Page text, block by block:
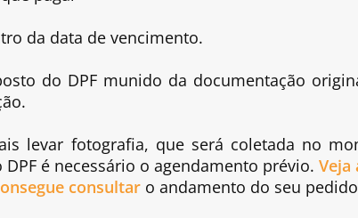
da data de vencimento.
do DPF munido da documentação
levar fotografia, que será coletada no
é necessário o agendamento prévio. Veja
consultar o andamento do seu